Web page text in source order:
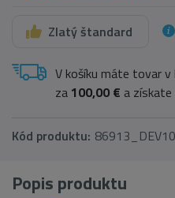
Zlatý štandard
V košíku máte tovar
za 100,00 € a získate
Kód produktu:
Popis produktu